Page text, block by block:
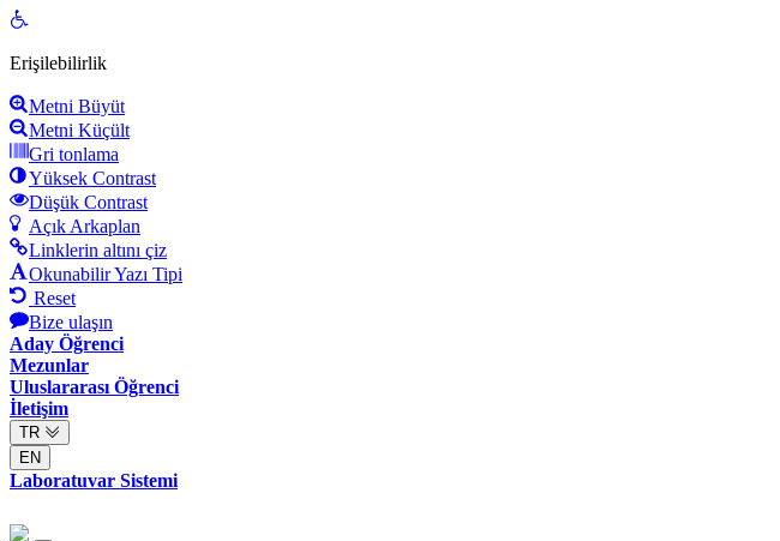
Open
Erişilebilirlik
Metni Büyüt
Metni Küçült
Gri tonlama
Yüksek Contrast
Düşük Contrast
Açık Arkaplan
Linklerin altını çiz
Okunabilir Yazı Tipi
Reset
Bize ulaşın
Aday Öğrenci
Mezunlar
Uluslararası Öğrenci
İletişim
TR
EN
Laboratuvar Sistemi